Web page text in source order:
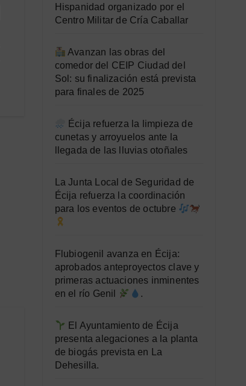
Hispanidad organizado por el
Centro Militar de Cría Caballar
Avanzan las obras del
comedor del CEIP Ciudad del
Sol: su finalización está prevista
para finales de 2025
Écija refuerza la limpieza de
cunetas y arroyuelos ante la
llegada de las lluvias otoñales
La Junta Local de Seguridad de
Écija refuerza la coordinación
para los eventos de octubre
Flubiogenil avanza en Écija:
aprobados anteproyectos clave y
primeras actuaciones inminentes
en el río Genil
.
El Ayuntamiento de Écija
presenta alegaciones a la planta
de biogás prevista en La
Dehesilla.